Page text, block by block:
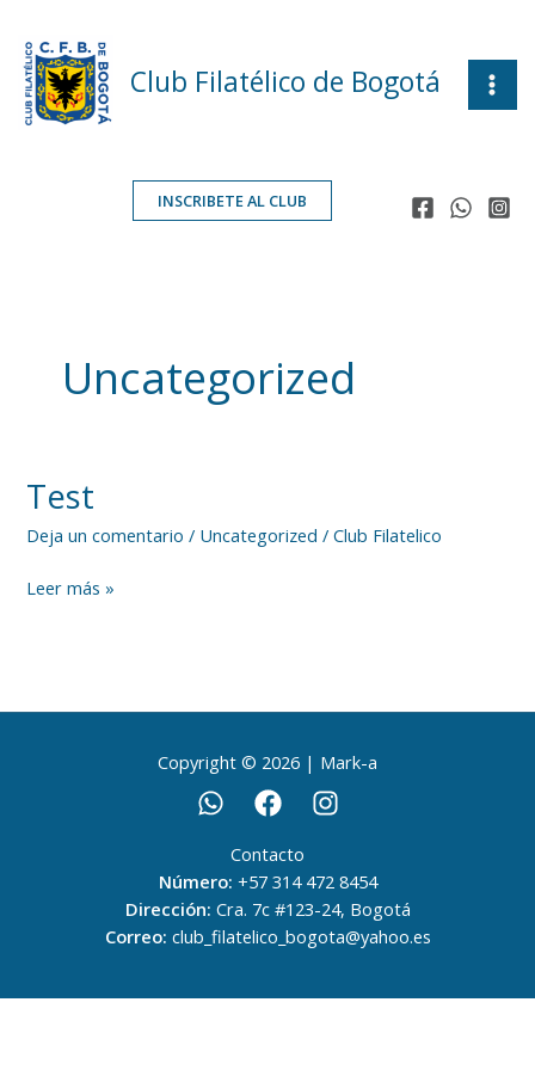
contenido
Club Filatélico de Bogotá
INSCRIBETE AL CLUB
Uncategorized
Test
Deja un comentario / Uncategorized /Club Filatelico
Test
Leer más »
Copyright © 2026 | Mark-a
Contacto
Número: +57 314 472 8454
Dirección: Cra. 7c #123-24, Bogotá
Correo: club_filatelico_bogota@yahoo.es